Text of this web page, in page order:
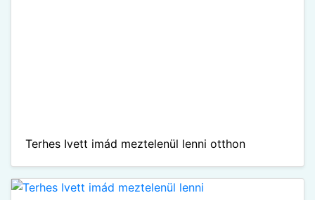
Terhes Ivett imád meztelenül lenni otthon